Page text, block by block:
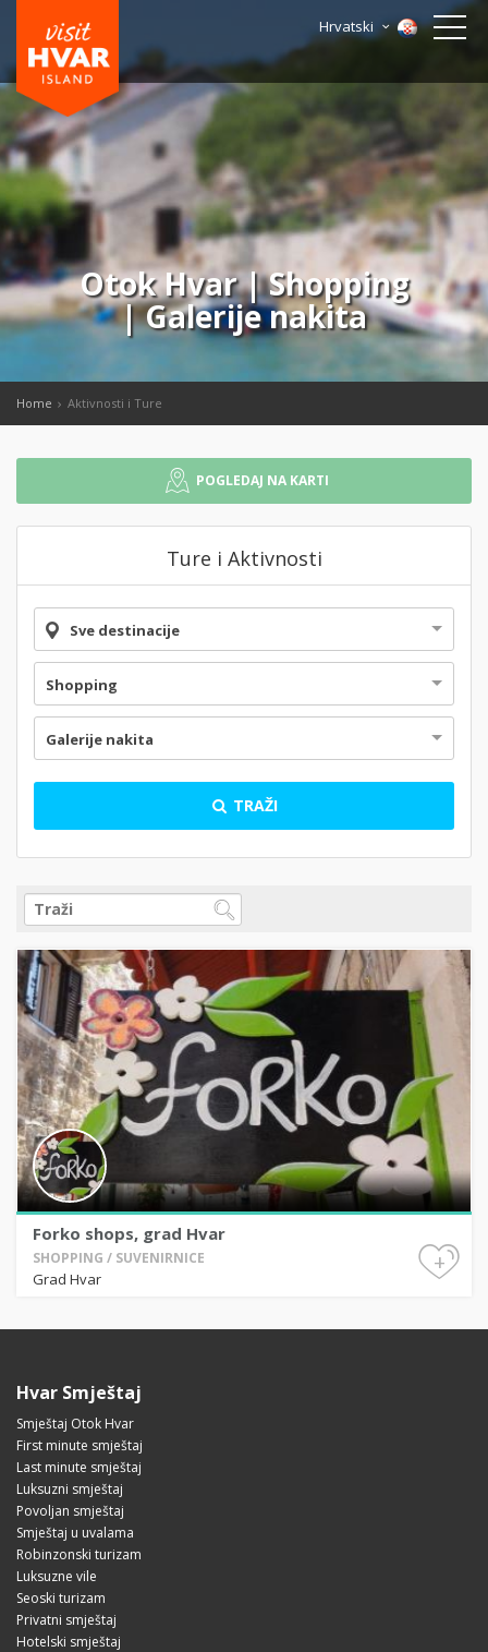
Hrvatski
Otok Hvar | Shopping
| Galerije nakita
Home Aktivnosti i Ture
POGLEDAJ NA KARTI
Ture i Aktivnosti
Sve destinacije
Shopping
Galerije nakita
TRAŽI
Forko shops, grad Hvar
SHOPPING / SUVENIRNICE
Grad Hvar
+
Hvar Smještaj
Smještaj Otok Hvar
First minute smještaj
Last minute smještaj
Luksuzni smještaj
Povoljan smještaj
Smještaj u uvalama
Robinzonski turizam
Luksuzne vile
Seoski turizam
Privatni smještaj
Hotelski smještaj